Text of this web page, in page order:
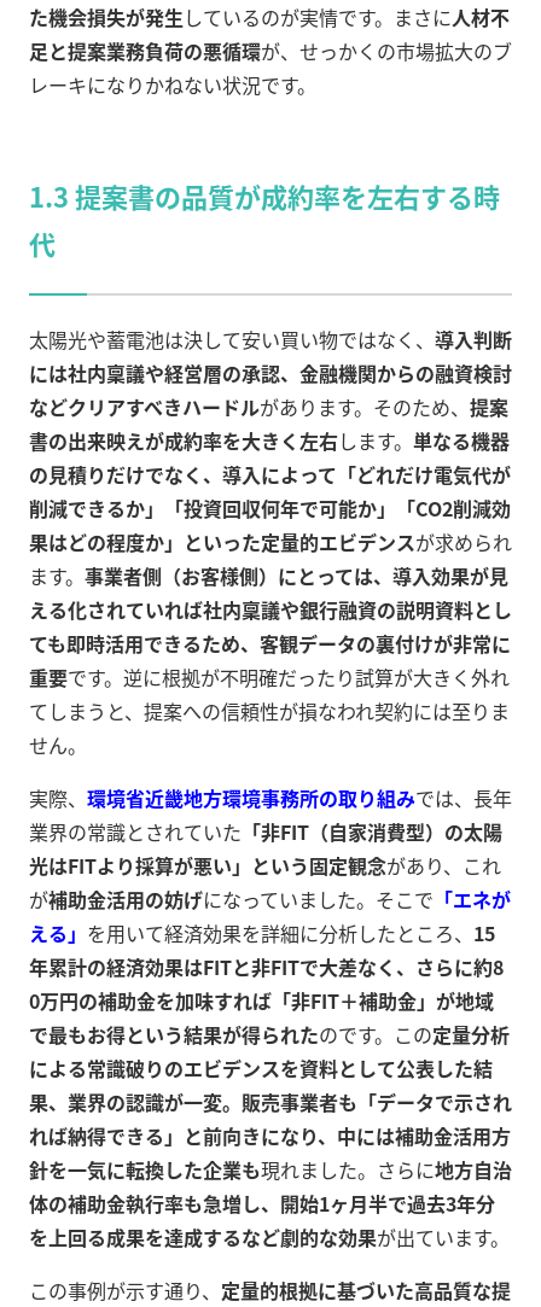
た機会損失が発生しているのが実情です。まさに人材不
足と提案業務負荷の悪循環が、せっかくの市場拡大のブ
レーキになりかねない状況です。
1.3 提案書の品質が成約率を左右する時
代
太陽光や蓄電池は決して安い買い物ではなく、 導入判断
には社内稟議や経営層の承認、金融機関からの融資検討
などクリアすべきハードルがあります。そのため、 提案
書の出来映えが成約率を大きく左右します。 単なる機器
の見積りだけでなく、導入によって「どれだけ電気代が
削減できるか」「投資回収何年で可能か」「CO2削減効
果はどの程度か」といった定量的エビデンスが求められ
ます。 事業者側（お客様側）にとっては、導入効果が見
える化されていれば社内稟議や銀行融資の説明資料とし
ても即時活用できるため、客観データの裏付けが非常に
重要です。逆に根拠が不明確だったり試算が大きく外れ
てしまうと、提案への信頼性が損なわれ契約には至りま
せん。
実際、 環境省近畿地方環境事務所の取り組みでは、長年
業界の常識とされていた 「非FIT（自家消費型）の太陽
光はFITより採算が悪い」という固定観念があり、これ
が補助金活用の妨げになっていました。そこで 「エネが
える」 を用いて経済効果を詳細に分析したところ、 15
年累計の経済効果はFITと非FITで大差なく、さらに約8
0万円の補助金を加味すれば「非FIT＋補助金」が地域
で最もお得という結果が得られたのです。この定量分析
による常識破りのエビデンスを資料として公表した結
果、業界の認識が一変。販売事業者も「データで示され
れば納得できる」と前向きになり、中には補助金活用方
針を一気に転換した企業も現れました。さらに地方自治
体の補助金執行率も急増し、開始1ヶ月半で過去3年分
を上回る成果を達成するなど劇的な効果が出ています。
この事例が示す通り、 定量的根拠に基づいた高品質な提